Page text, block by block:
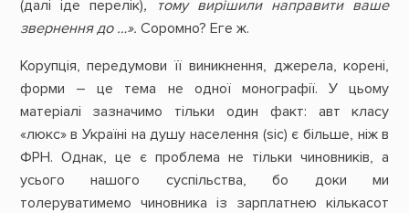
(далі іде перелік), тому вирішили направити ваше
звернення до …». Соромно? Еге ж.
Корупція, передумови її виникнення, джерела, корені,
форми – це тема не одної монографії. У цьому
матеріалі зазначимо тільки один факт: авт класу
«люкс» в Україні на душу населення (sic) є більше, ніж в
ФРН. Однак, це є проблема не тільки чиновників, а
усього нашого суспільства, бо доки ми
толеруватимемо чиновника із зарплатнею кількасот